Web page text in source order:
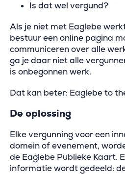
Is dat wel vergund?
Als je niet met Eaglebe
bestuur een online pagina
communiceren over alle
ga je daar niet alle
is onbegonnen werk.
Dat kan beter: Eaglebe to
De oplossing
Elke vergunning voor een
domein of evenement,
de Eaglebe Publieke Kaart.
informatie wordt gedeeld: